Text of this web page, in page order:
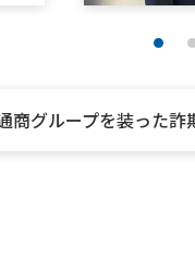
商グループを装った